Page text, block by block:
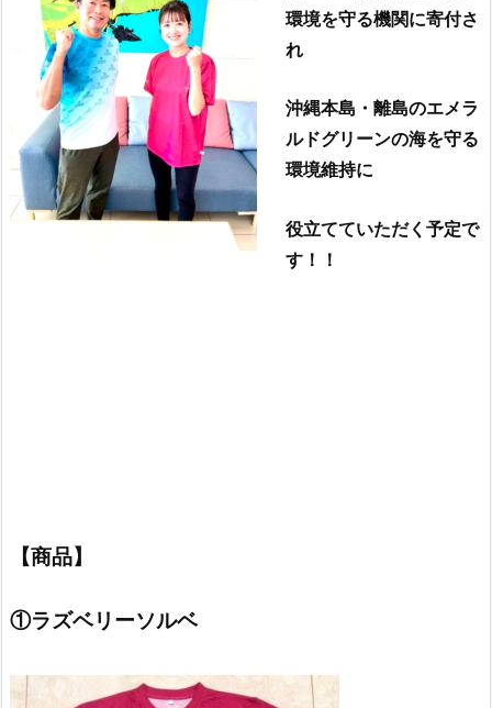
環境を守る機関に寄付さ
れ
沖縄本島・離島のエメラ
ルドグリーンの海を守る
環境維持に
役立てていただく予定で
す！！
【商品】
①ラズベリーソルベ